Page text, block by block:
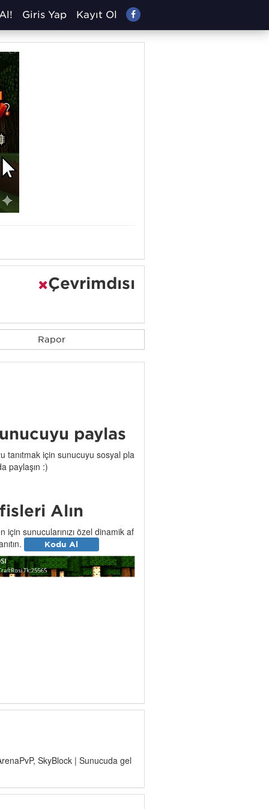
Giriş Yap Kayıt Ol
Çevrimdışı
Rapor
paylaş
tanıtmak için sunucuyu sosyal pla
paylaşın :)
Alın
için sunucularınızı özel dinamik af
Kodu Al
SkyBlock | Sunucuda gel